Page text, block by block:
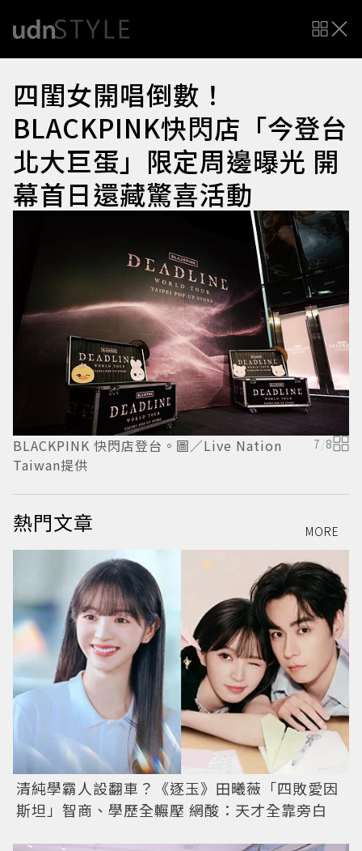
四閨女開唱倒數！
BLACKPINK快閃店「今登台
北大巨蛋」限定周邊曝光 開
幕首日還藏驚喜活動
BLACKPINK 快閃店登台。圖／Live Nation
Taiwan提供
7 /8
熱門文章 MORE
清純學霸人設翻車？《逐玉》田曦薇「四敗愛因
斯坦」智商、學歷全輾壓 網酸：天才全靠旁白